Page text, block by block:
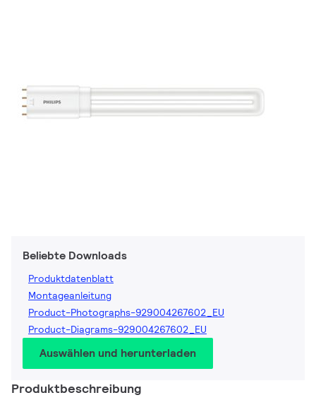
Beliebte Downloads
Produktdatenblatt
Montageanleitung
Product-Photographs-929004267602_EU
Product-Diagrams-929004267602_EU
Auswählen und herunterladen
Produktbeschreibung